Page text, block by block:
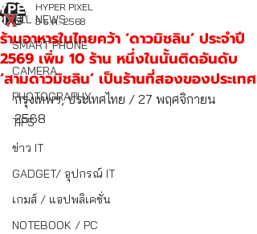
ALL NEWS
SMART PHONE
CAMERA
PHOTOGRAPHY
TIPS
ข่าว IT
GADGET/ อุปกรณ์ IT
เกมส์ / แอปพลิเคชั่น
NOTEBOOK / PC
ร้านอาหารในไทยคว้า ‘ดาวมิชลิน’ ประจำปี
2569 เพิ่ม 10 ร้าน หนึ่งในนั้นติดอันดับ
‘สามดาวมิชลิน’ เป็นร้านที่สองของประเทศ
HYPER PIXEL
3 ธ.ค. 2568
กรุงเทพฯ, ประเทศไทย / 27 พฤศจิกายน
2568